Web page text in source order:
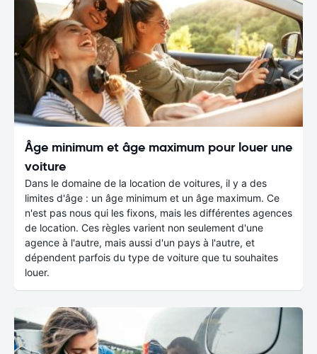
Âge minimum et âge maximum pour louer une
voiture
Dans le domaine de la location de voitures, il y a des
limites d'âge : un âge minimum et un âge maximum. Ce
n'est pas nous qui les fixons, mais les différentes agences
de location. Ces règles varient non seulement d'une
agence à l'autre, mais aussi d'un pays à l'autre, et
dépendent parfois du type de voiture que tu souhaites
louer.